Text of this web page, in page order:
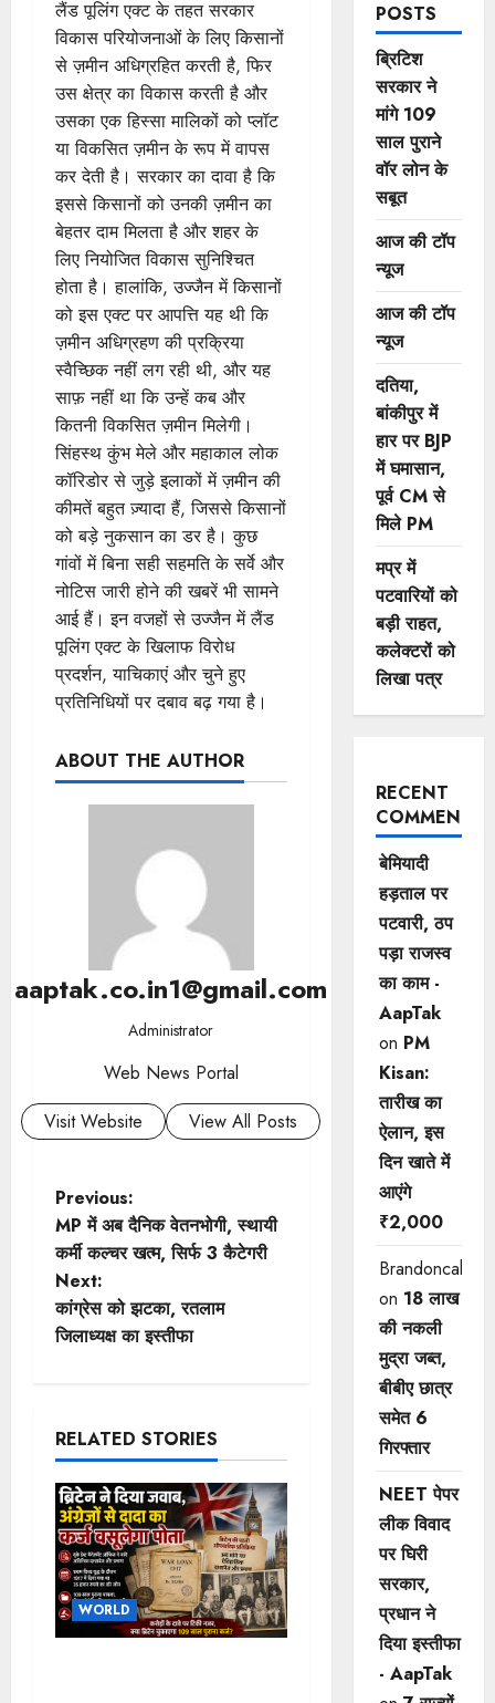
लैंड पूलिंग एक्ट के तहत सरकार
विकास परियोजनाओं के लिए किसानों
से ज़मीन अधिग्रहित करती है, फिर
उस क्षेत्र का विकास करती है और
उसका एक हिस्सा मालिकों को प्लॉट
या विकसित ज़मीन के रूप में वापस
कर देती है। सरकार का दावा है कि
इससे किसानों को उनकी ज़मीन का
बेहतर दाम मिलता है और शहर के
लिए नियोजित विकास सुनिश्चित
होता है। हालांकि, उज्जैन में किसानों
को इस एक्ट पर आपत्ति यह थी कि
ज़मीन अधिग्रहण की प्रक्रिया
स्वैच्छिक नहीं लग रही थी, और यह
साफ़ नहीं था कि उन्हें कब और
कितनी विकसित ज़मीन मिलेगी।
सिंहस्थ कुंभ मेले और महाकाल लोक
कॉरिडोर से जुड़े इलाकों में ज़मीन की
कीमतें बहुत ज़्यादा हैं, जिससे किसानों
को बड़े नुकसान का डर है। कुछ
गांवों में बिना सही सहमति के सर्वे और
नोटिस जारी होने की खबरें भी सामने
आई हैं। इन वजहों से उज्जैन में लैंड
पूलिंग एक्ट के खिलाफ विरोध
प्रदर्शन, याचिकाएं और चुने हुए
प्रतिनिधियों पर दबाव बढ़ गया है।
ABOUT THE AUTHOR
aaptak.co.in1@gmail.com
Administrator
Web News Portal
Visit Website
View All Posts
P
o
s
t
a
v
i
g
a
Previous:
MP में अब दैनिक वेतनभोगी, स्थायी
कर्मी कल्चर खत्म, सिर्फ 3 कैटेगरी
Next:
कांग्रेस को झटका, रतलाम
जिलाध्यक्ष का इस्तीफा
RELATED STORIES
WORLD
POSTS
ब्रिटिश
सरकार ने
मांगे 109
साल पुराने
वॉर लोन के
सबूत
आज की टॉप
न्यूज
आज की टॉप
न्यूज
दतिया,
बांकीपुर में
हार पर BJP
में घमासान,
पूर्व CM से
मिले PM
मप्र में
पटवारियों को
बड़ी राहत,
कलेक्टरों को
लिखा पत्र
RECENT
COMMENTS
बेमियादी
हड़ताल पर
पटवारी, ठप
पड़ा राजस्व
का काम -
AapTak
on PM
Kisan:
तारीख का
ऐलान, इस
दिन खाते में
आएंगे
₹2,000
Brandoncah
on 18 लाख
की नकली
मुद्रा जब्त,
बीबीए छात्र
समेत 6
गिरफ्तार
NEET पेपर
लीक विवाद
पर घिरी
सरकार,
प्रधान ने
दिया इस्तीफा
- AapTak